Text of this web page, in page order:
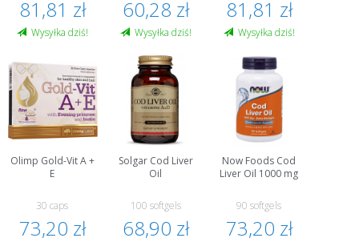
81,81 zł
Wysyłka dziś!
60,28 zł
Wysyłka dziś!
81,81 zł
Wysyłka dziś!
Olimp Gold-Vit A +
E
30 caps
73,20 zł
Solgar Cod Liver
Oil
100 softgels
68,90 zł
Now Foods Cod
Liver Oil 1000 mg
90 softgels
73,20 zł